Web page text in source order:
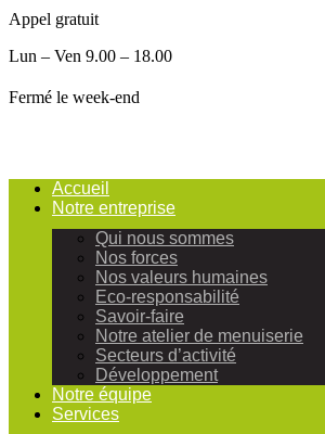
Appel gratuit
Lun – Ven 9.00 – 18.00
Fermé le week-end
Accueil
Notre entreprise
Qui nous sommes
Nos forces
Nos valeurs humaines
Eco-responsabilité
Savoir-faire
Notre atelier de menuiserie
Secteurs d’activité
Développement
Notre équipe
Services